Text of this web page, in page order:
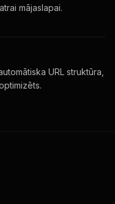
mājaslapai.
URL struktūra,